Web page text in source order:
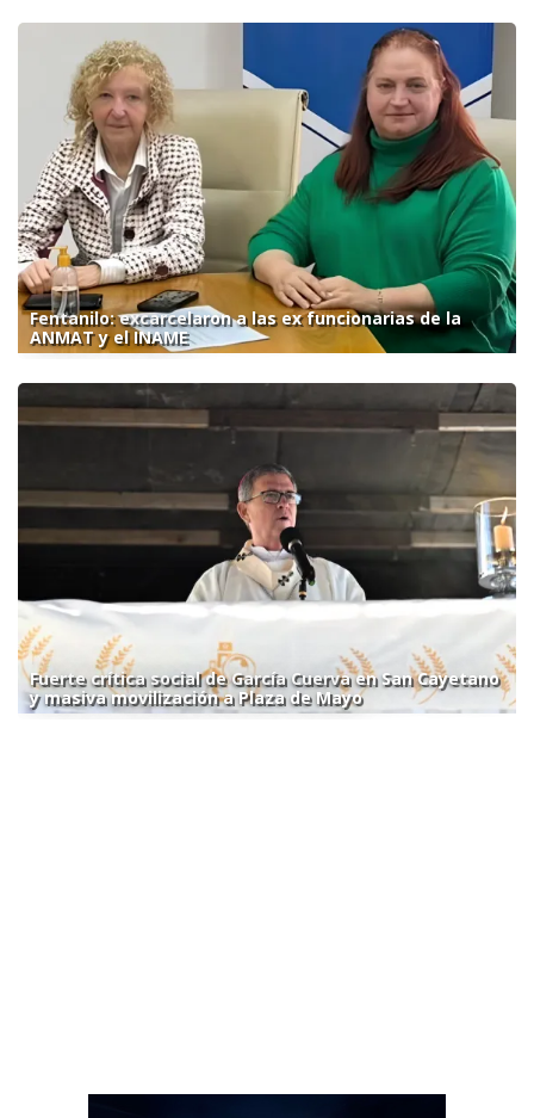
Fentanilo: excarcelaron a las ex funcionarias de la
ANMAT y el INAME
Fuerte crítica social de García Cuerva en San Cayetano
y masiva movilización a Plaza de Mayo